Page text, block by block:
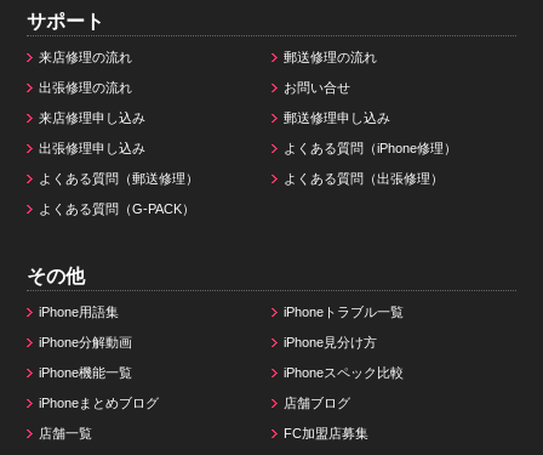
サポート
来店修理の流れ 郵送修理の流れ
出張修理の流れ お問い合せ
来店修理申し込み 郵送修理申し込み
出張修理申し込み よくある質問（iPhone修理）
よくある質問（郵送修理） よくある質問（出張修理）
よくある質問（G-PACK）
その他
iPhone用語集 iPhoneトラブル一覧
iPhone分解動画 iPhone見分け方
iPhone機能一覧 iPhoneスペック比較
iPhoneまとめブログ 店舗ブログ
店舗一覧 FC加盟店募集